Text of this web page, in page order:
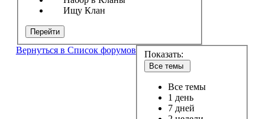
Ищу Клан
Перейти
Вернуться в Список форумов Показать:
Все темы
Все темы
1 день
7 дней